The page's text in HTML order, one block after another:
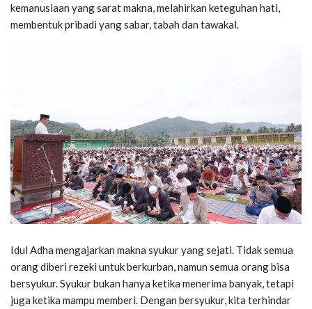
kemanusiaan yang sarat makna, melahirkan keteguhan hati,
membentuk pribadi yang sabar, tabah dan tawakal.
Idul Adha mengajarkan makna syukur yang sejati. Tidak semua
orang diberi rezeki untuk berkurban, namun semua orang bisa
bersyukur. Syukur bukan hanya ketika menerima banyak, tetapi
juga ketika mampu memberi. Dengan bersyukur, kita terhindar